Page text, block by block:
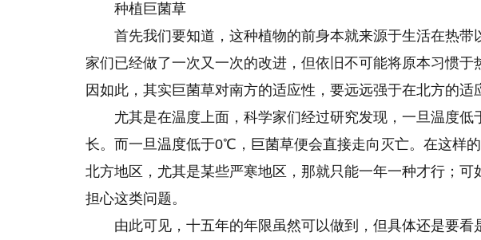
种植巨菌草
首先我们要知道，这种植物的前身本就来源于生活在热
家们已经做了一次又一次的改进，但依旧不可能将原本习惯
因如此，其实巨菌草对南方的适应性，要远远强于在北方的适
尤其是在温度上面，科学家们经过研究发现，一旦温度
长。而一旦温度低于0℃，巨菌草便会直接走向灭亡。在这样
北方地区，尤其是某些严寒地区，那就只能一年一种才行；可
担心这类问题。
由此可见，十五年的年限虽然可以做到，但具体还是要